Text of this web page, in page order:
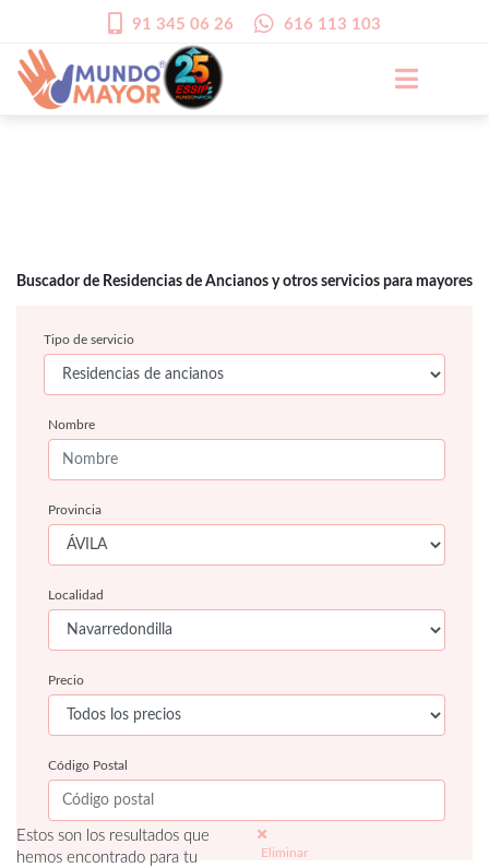
91 345 06 26 616 113 103
Buscador de Residencias de Ancianos y otros servicios para mayores
Tipo de servicio
Nombre
Provincia
Localidad
Precio
Código Postal
Estos son los resultados que
hemos encontrado para tu
Eliminar